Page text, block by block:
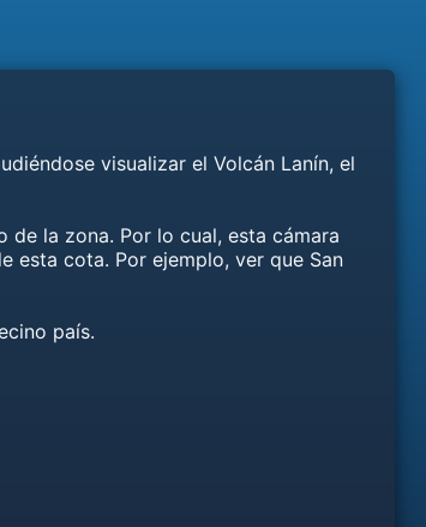
visualizar el Volcán Lanín, el
la zona. Por lo cual, esta cámara
esta cota. Por ejemplo, ver que San
país.